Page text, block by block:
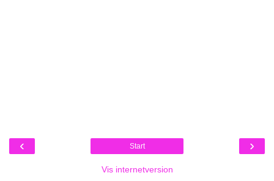
‹ ›
Start
Vis internetversion